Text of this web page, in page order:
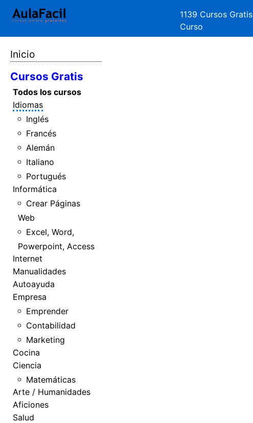
1139 Cursos Gratis
Curso
Inicio
Cursos Gratis
Todos los cursos
Idiomas
Inglés
Francés
Alemán
Italiano
Portugués
Informática
Crear Páginas
Web
Excel, Word,
Powerpoint, Access
Internet
Manualidades
Autoayuda
Empresa
Emprender
Contabilidad
Marketing
Cocina
Ciencia
Matemáticas
Arte / Humanidades
Aficiones
Salud